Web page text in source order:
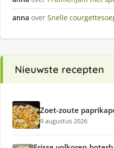
anna over Snelle
Nieuwste recepten
Zoet-zoute
9 augustus 2026